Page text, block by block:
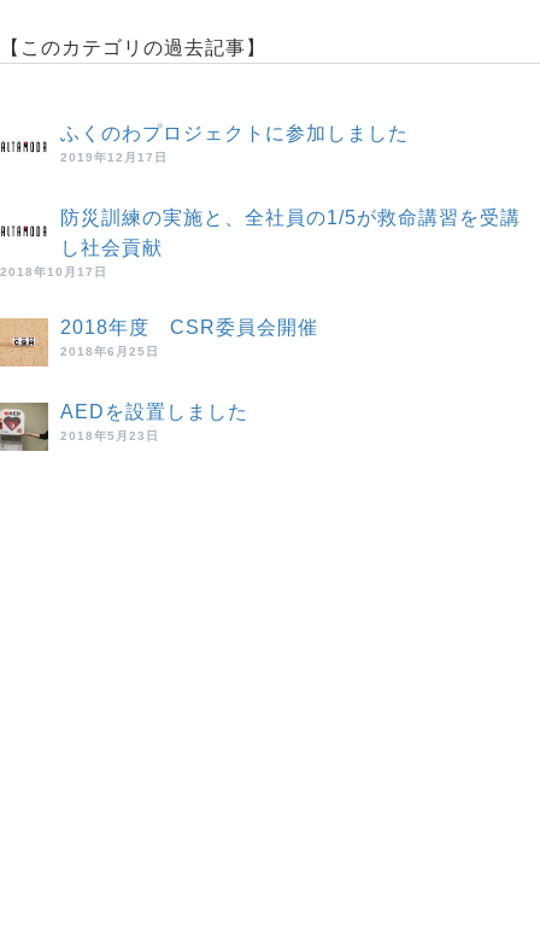
【このカテゴリの過去記事】
ふくのわプロジェクトに参加しました
2019年12月17日
防災訓練の実施と、全社員の1/5が救命講習を受講
し社会貢献
2018年10月17日
2018年度 CSR委員会開催
2018年6月25日
AEDを設置しました
2018年5月23日